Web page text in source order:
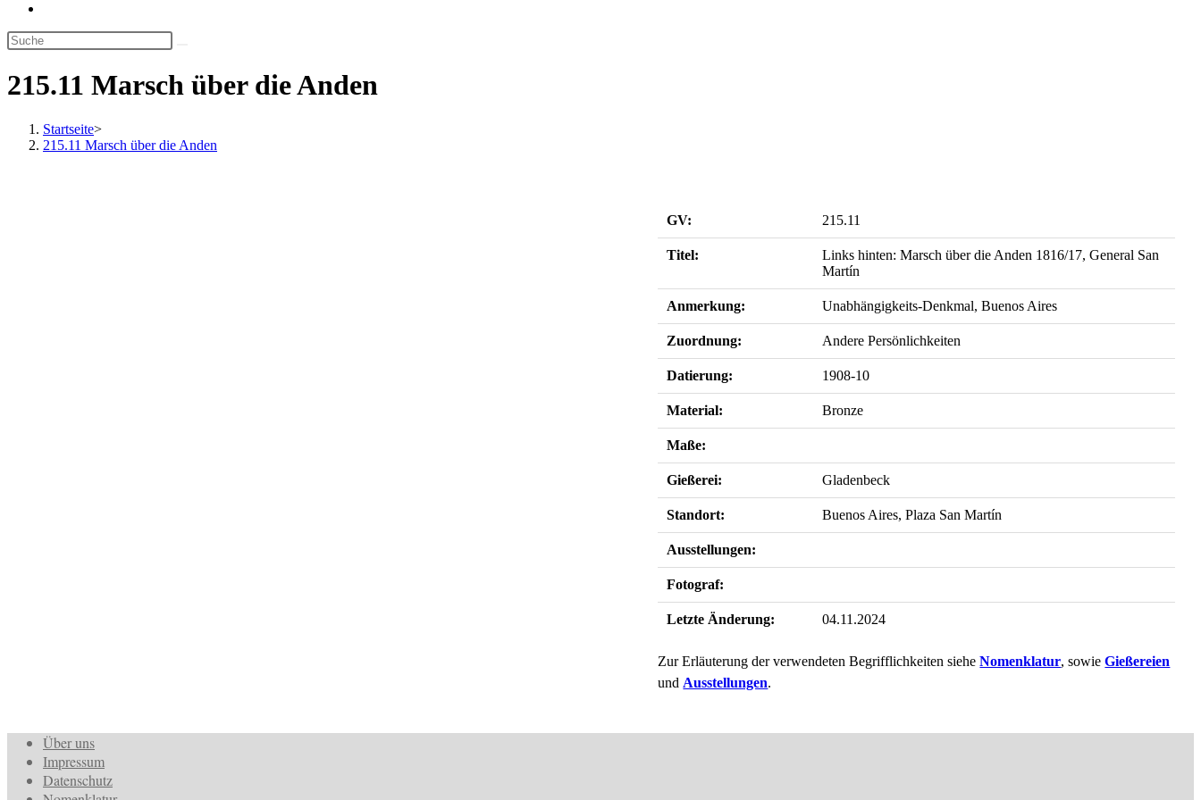
umschalten
215.11 Marsch über die Anden
Startseite>
215.11 Marsch über die Anden
GV: 215.11
Titel:
Links hinten: Marsch über die Anden 1816/17, General San
Martín
Anmerkung: Unabhängigkeits-Denkmal, Buenos Aires
Zuordnung: Andere Persönlichkeiten
Datierung: 1908-10
Material: Bronze
Maße:
Gießerei: Gladenbeck
Standort: Buenos Aires, Plaza San Martín
Ausstellungen:
Fotograf:
Letzte Änderung: 04.11.2024
Zur Erläuterung der verwendeten Begrifflichkeiten sieheNomenklatur, sowieGießereien
und Ausstellungen.
Über uns
Impressum
Datenschutz